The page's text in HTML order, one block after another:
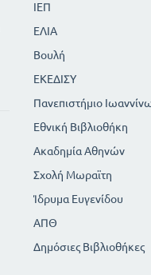
ΙΕΠ
ΕΛΙΑ
Βουλή
ΕΚΕΔΙΣΥ
Πανεπιστήμιο
Εθνική Βιβλιοθήκη
Ακαδημία Αθηνών
Σχολή Μωραϊτη
Ίδρυμα Ευγενίδου
ΑΠΘ
Δημόσιες Βιβλιοθήκες